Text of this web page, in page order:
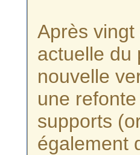
Après
actuelle du
nouvelle
une
supports
également